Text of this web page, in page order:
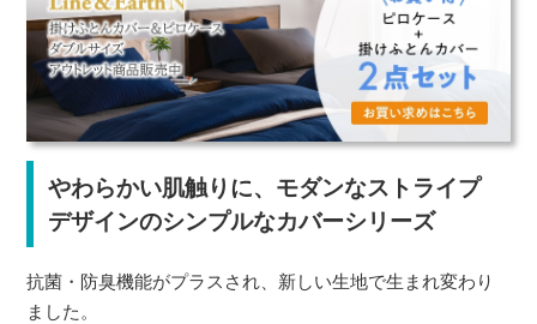
やわらかい肌触りに、モダンなストライプ
デザインのシンプルなカバーシリーズ
抗菌・防臭機能がプラスされ、新しい生地で生まれ変わり
ました。